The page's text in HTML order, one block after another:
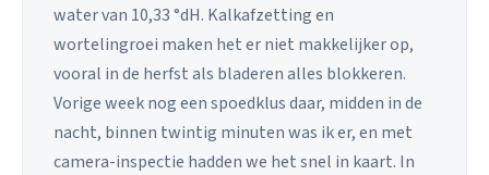
water van 10,33 °dH. Kalkafzetting en
wortelingroei maken het er niet makkelijker op,
vooral in de herfst als bladeren alles blokkeren.
Vorige week nog een spoedklus daar, midden in de
nacht, binnen twintig minuten was ik er, en met
camera-inspectie hadden we het snel in kaart. In